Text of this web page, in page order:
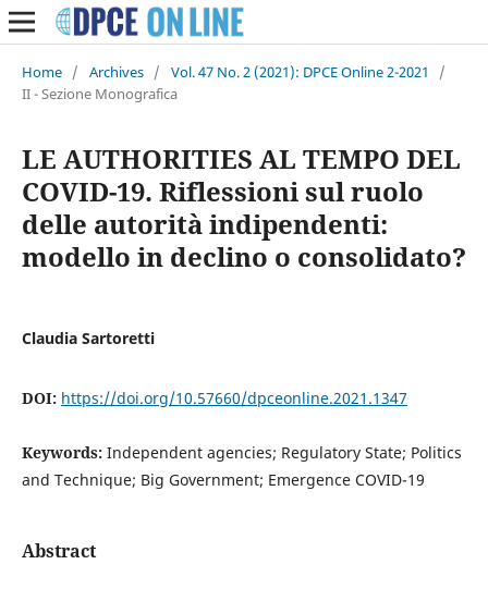
Home / Archives / Vol. 47 No. 2 (2021): DPCE Online 2-2021
/
II - Sezione Monografica
LE AUTHORITIES AL TEMPO DEL
COVID-19. Riflessioni sul ruolo
delle autorità indipendenti:
modello in declino o consolidato?
Claudia Sartoretti
DOI: https://doi.org/10.57660/dpceonline.2021.1347
Keywords: Independent agencies; Regulatory State; Politics
and Technique; Big Government; Emergence COVID-19
Abstract